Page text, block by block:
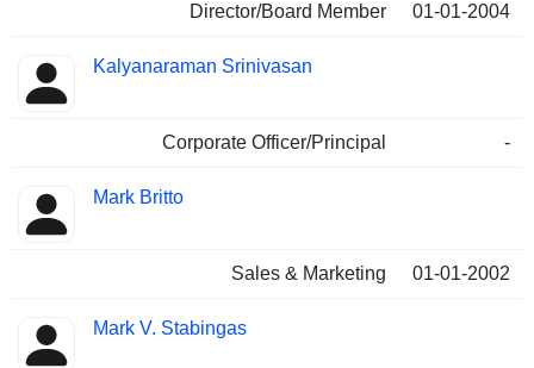
Director/Board Member 01-01-2004
Kalyanaraman Srinivasan
Corporate Officer/Principal -
Mark Britto
Sales & Marketing 01-01-2002
Mark V. Stabingas